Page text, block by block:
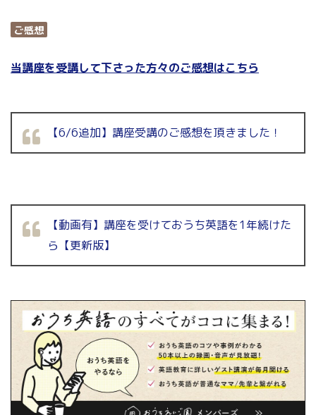
ご感想
当講座を受講して下さった方々のご感想はこちら
【6/6追加】講座受講のご感想を頂きました！
【動画有】講座を受けておうち英語を1年続けた
ら【更新版】